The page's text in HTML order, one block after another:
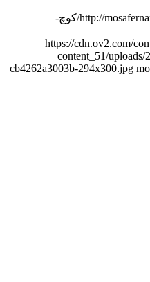
http://mosafernameh.ir/wp-content/uploads/2022/08/کوچ-
https://cdn.ov2.com/
content_51/uploads/
cb4262a3003b-294x300.jpg